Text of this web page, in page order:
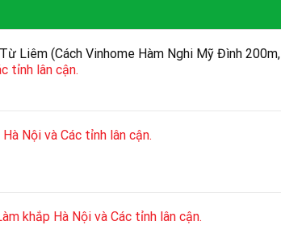
Liêm (Cách Vinhome Hàm Nghi Mỹ Đình 200m,
tỉnh lân cận.
Hà Nội và Các tỉnh lân cận.
khắp Hà Nội và Các tỉnh lân cận.